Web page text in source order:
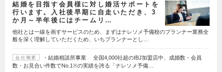
結婚を目指す会員様に対し婚活サポートを
行います。入社後早期に自走いただき、3
か月～半年後にはチームリ…
他社とは一線を画すサービスのため、まずはナレソメ予備校のプランナー業務全
般を深く理解していただくため、いちプランナーとし…
会社概要
・結婚相談所事業 全国4,000社超のIBJ加盟店中、成婚数・会員
数・お見合い件数でNo.1※の実績を誇る「ナレソメ予備…